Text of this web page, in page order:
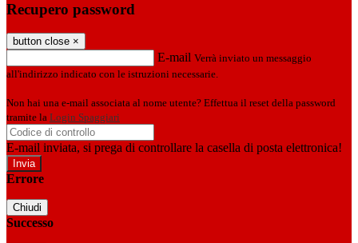
Recupero password
button close ×
E-mail Verrà inviato un messaggio
all'indirizzo indicato con le istruzioni necessarie.
Non hai una e-mail associata al nome utente? Effettua il reset della password
tramite la Login Spaggiari
E-mail inviata, si prega di controllare la casella di posta elettronica!
Errore
Chiudi
Successo